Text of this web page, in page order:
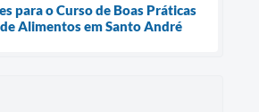
para o Curso de Boas Práticas
Alimentos em Santo André